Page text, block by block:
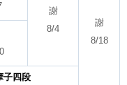
謝
8/4
謝
8/18
子四段